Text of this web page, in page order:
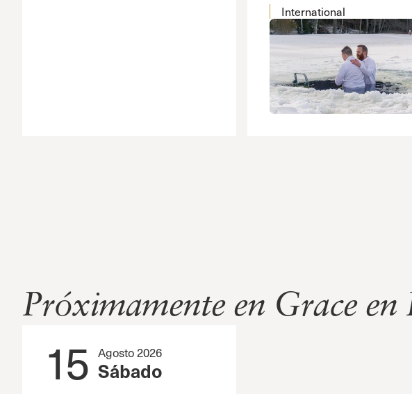
International
Próximamente en Grace en
15 Agosto 2026
Sábado